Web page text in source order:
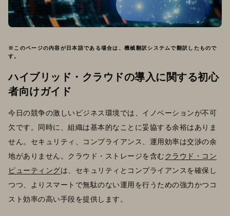
※このページの内容が日本語である場合は、機械翻訳システムで翻訳したもので
す。
ハイブリッド・クラウドの導入に関する初心
者向けガイド
今日の競争の激しいビジネス環境では、イノベーションが不可
欠です。同時に、組織は基本的なことに妥協する余裕はありま
せん。セキュリティ、コンプライアンス、運用効率は交渉の余
地がありません。クラウド・ストレージを含むクラウド・コン
ピューティングは、セキュリティとコンプライアンスを確保し
つつ、よりスマートで無駄のない運用を行うための強力かつコ
スト効率の高い手段を提供します。